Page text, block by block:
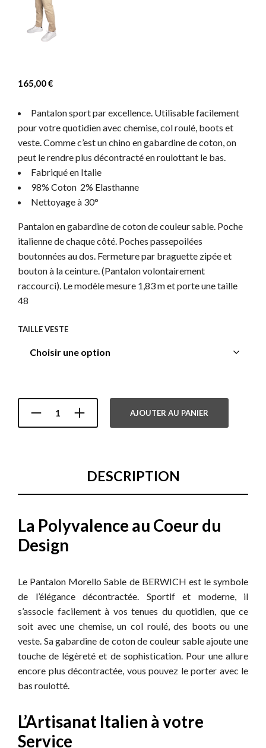
165,00€
Pantalon sport par excellence. Utilisable facilement
pour votre quotidien avec chemise, col roulé, boots et
veste. Comme c’est un chino en gabardine de coton, on
peut le rendre plus décontracté en roulottant le bas.
Fabriqué en Italie
98% Coton 2% Elasthanne
Nettoyage à 30°
Pantalon en gabardine de coton de couleur sable. Poche
italienne de chaque côté. Poches passepoilées
boutonnées au dos. Fermeture par braguette zipée et
bouton à la ceinture. (Pantalon volontairement
raccourci). Le modèle mesure 1,83 m et porte une taille
48
TAILLE VESTE
AJOUTER AU PANIER
DESCRIPTION
La Polyvalence au Coeur du
Design
Le Pantalon Morello Sable de BERWICH est le symbole
de l’élégance décontractée. Sportif et moderne, il
s’associe facilement à vos tenues du quotidien, que ce
soit avec une chemise, un col roulé, des boots ou une
veste. Sa gabardine de coton de couleur sable ajoute une
touche de légèreté et de sophistication. Pour une allure
encore plus décontractée, vous pouvez le porter avec le
bas roulotté.
L’Artisanat Italien à votre
Service